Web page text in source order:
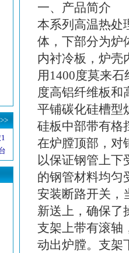
一、产品简介
本系列高温热处
体，下部分为炉
内衬冷板，炉壳
用1400度莫来
度高铝纤维板和
平铺碳化硅槽型
硅板中部带有格
在炉膛顶部，对
以保证钢管上下
的钢管材料均匀
安装断路开关，
新送上，确保了
支架上带有滚轴
动出炉膛。支架